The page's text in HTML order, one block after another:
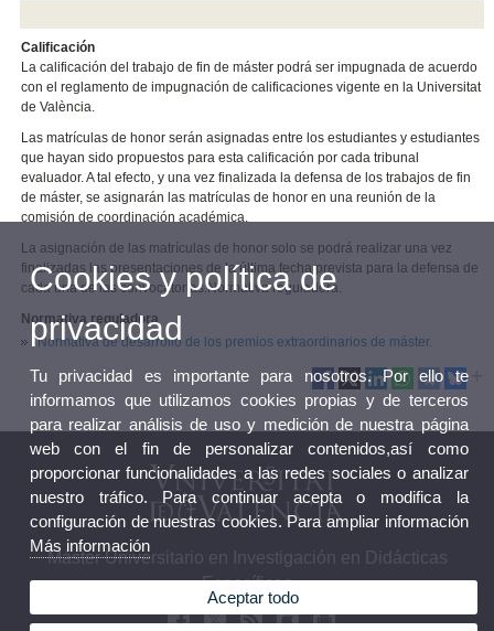
Calificación
La calificación del trabajo de fin de máster podrá ser impugnada de acuerdo
con el reglamento de impugnación de calificaciones vigente en la Universitat
de València.
Las matrículas de honor serán asignadas entre los estudiantes y estudiantes
que hayan sido propuestos para esta calificación por cada tribunal
evaluador. A tal efecto, y una vez finalizada la defensa de los trabajos de fin
de máster, se asignarán las matrículas de honor en una reunión de la
comisión de coordinación académica.
La asignación de las matrículas de honor solo se podrá realizar una vez
finalizadas las presentaciones de la última fecha prevista para la defensa de
cada una de las convocatorias.Normativa reguladora.
Normativa reguladora
Normativa de desarrollo de los premios extraordinarios de máster.
Máster Universitario en Investigación en Didácticas
Específicas
Cookies y política de
privacidad
Tu privacidad es importante para nosotros. Por ello te
informamos que utilizamos cookies propias y de terceros
para realizar análisis de uso y medición de nuestra página
web con el fin de personalizar contenidos,así como
proporcionar funcionalidades a las redes sociales o analizar
nuestro tráfico. Para continuar acepta o modifica la
configuración de nuestras cookies. Para ampliar información
Más información
Aceptar todo